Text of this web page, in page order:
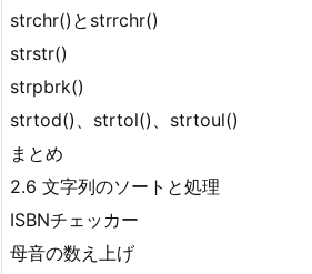
strchr()とstrrchr()
strstr()
strpbrk()
strtod()、strtol()、strtoul()
まとめ
2.6 文字列のソートと処理
ISBNチェッカー
母音の数え上げ